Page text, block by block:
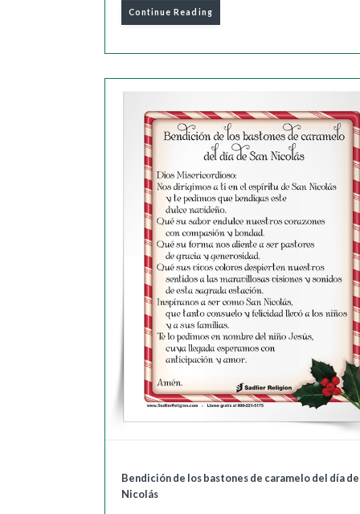
Continue Reading
Bendición de los bastones de caramelo del día de
Nicolás